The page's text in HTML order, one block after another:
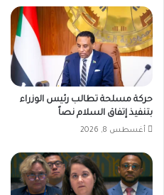
حركة مسلحة تطالب رئيس الوزراء
بتنفيذ إتفاق السلام نصاً
أغسطس 8, 2026